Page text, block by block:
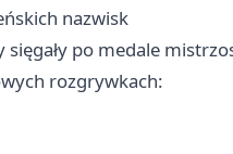
nazwisk
po medale
rozgrywkach: